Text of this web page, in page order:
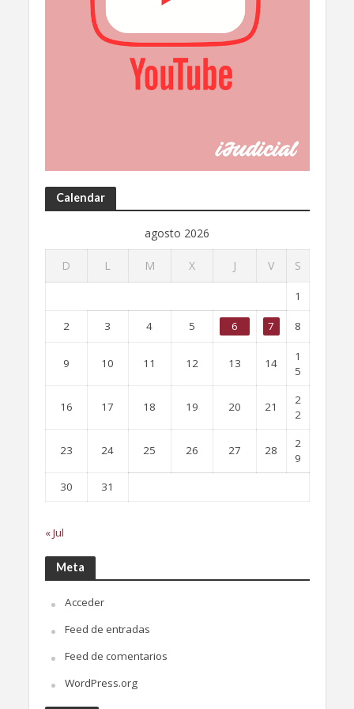
Calendar
agosto 2026
D L M X J V S
1
2 3 4 5 6 7 8
9 10 11 12 13 14
1
5
16 17 18 19 20 21
2
2
23 24 25 26 27 28
2
9
30
31
« Jul
Meta
Acceder
Feed de entradas
Feed de comentarios
WordPress.org